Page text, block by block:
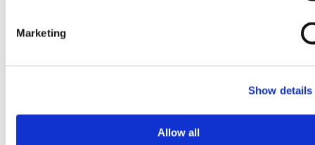
Marketing
Show details
Allow all